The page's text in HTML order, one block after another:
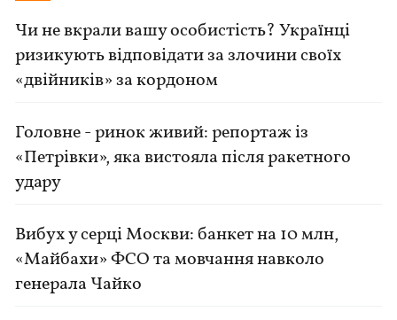
Чи не вкрали вашу особистість? Українці
ризикують відповідати за злочини своїх
«двійників» за кордоном
Головне - ринок живий: репортаж із
«Петрівки», яка вистояла після ракетного
удару
Вибух у серці Москви: банкет на 10 млн,
«Майбахи» ФСО та мовчання навколо
генерала Чайко